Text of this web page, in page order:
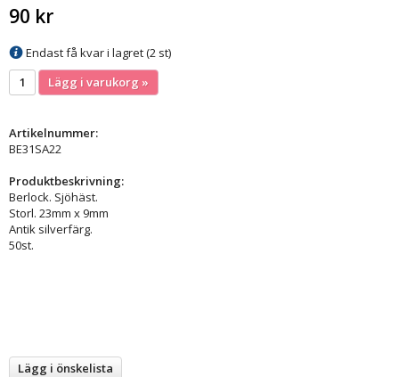
90 kr
Endast få kvar i lagret (2 st)
Lägg i varukorg »
Artikelnummer:
BE31SA22
Produktbeskrivning:
Berlock. Sjöhäst.
Storl. 23mm x 9mm
Antik silverfärg.
50st.
Lägg i önskelista